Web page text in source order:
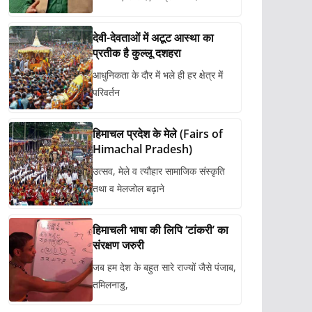
देवी-देवताओं में अटूट आस्था का
प्रतीक है कुल्लू दशहरा
आधुनिकता के दौर में भले ही हर क्षेत्र में
परिवर्तन
हिमाचल प्रदेश के मेले (Fairs of
Himachal Pradesh)
उत्सव, मेले व त्यौहार सामाजिक संस्कृति
तथा व मेलजोल बढ़ाने
हिमाचली भाषा की लिपि ‘टांकरी’ का
संरक्षण जरुरी
जब हम देश के बहुत सारे राज्यों जैसे पंजाब,
तमिलनाडु,